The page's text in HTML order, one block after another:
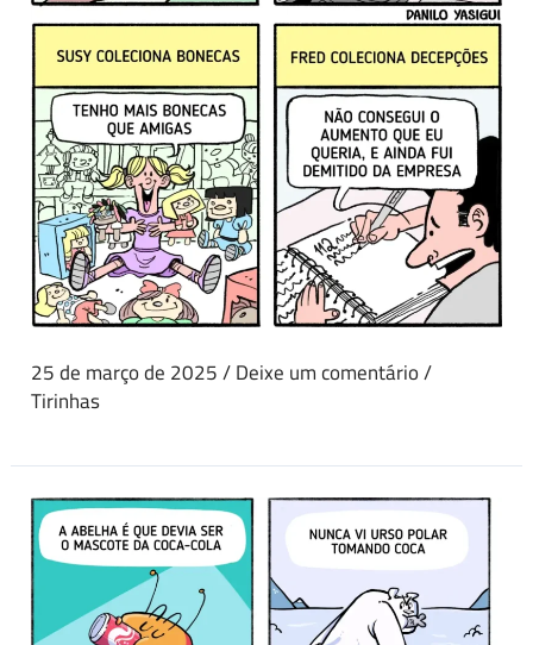
25 de março de 2025/Deixe um comentário/
Tirinhas